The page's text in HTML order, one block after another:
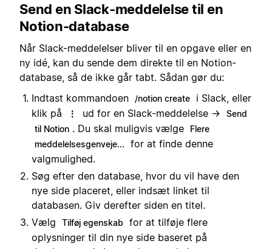
Send en Slack-meddelelse til en
Notion-database
Når Slack-meddelelser bliver til en opgave eller en
ny idé, kan du sende dem direkte til en Notion-
database, så de ikke går tabt. Sådan gør du:
Indtast kommandoen
/notion create
i Slack, eller
klik på
⋮ ud for en Slack-meddelelse →
Send
til Notion . Du skal muligvis vælge
Flere
meddelelsesgenveje...
for at finde denne
valgmulighed.
Søg efter den database, hvor du vil have den
nye side placeret, eller indsæt linket til
databasen. Giv derefter siden en titel.
Vælg
Tilføj egenskab
for at tilføje flere
oplysninger til din nye side baseret på